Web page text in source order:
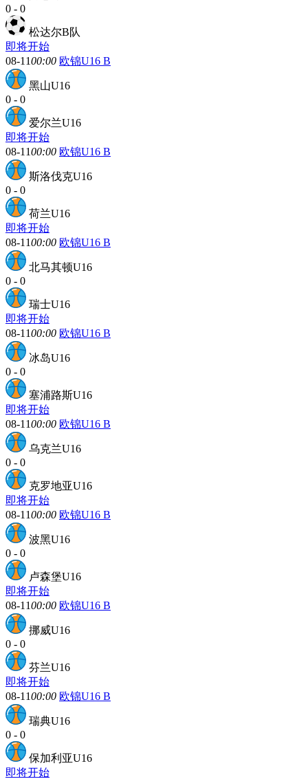
0 - 0
松达尔B队
即将开始
08-1100:00 欧锦U16 B
黑山U16
0 - 0
爱尔兰U16
即将开始
08-1100:00 欧锦U16 B
斯洛伐克U16
0 - 0
荷兰U16
即将开始
08-1100:00 欧锦U16 B
北马其顿U16
0 - 0
瑞士U16
即将开始
08-1100:00 欧锦U16 B
冰岛U16
0 - 0
塞浦路斯U16
即将开始
08-1100:00 欧锦U16 B
乌克兰U16
0 - 0
克罗地亚U16
即将开始
08-1100:00 欧锦U16 B
波黑U16
0 - 0
卢森堡U16
即将开始
08-1100:00 欧锦U16 B
挪威U16
0 - 0
芬兰U16
即将开始
08-1100:00 欧锦U16 B
瑞典U16
0 - 0
保加利亚U16
即将开始